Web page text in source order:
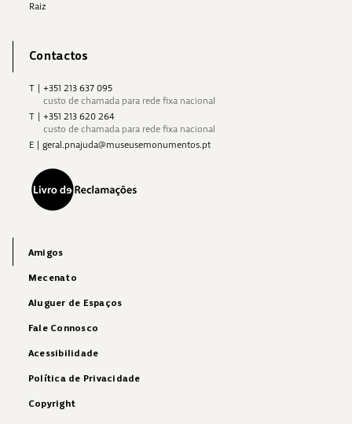
Raiz
Contactos
T
+351 213 637 095
custo de chamada para rede fixa nacional
T
+351 213 620 264
custo de chamada para rede fixa nacional
E
geral.pnajuda@museusemonumentos.pt
Amigos
Mecenato
Aluguer de Espaços
Fale Connosco
Acessibilidade
Política de Privacidade
Copyright